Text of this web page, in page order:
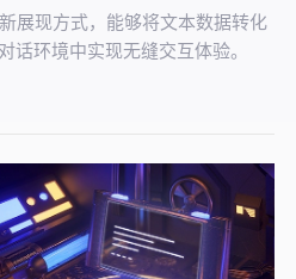
展现方式，能够将文本数据转化
话环境中实现无缝交互体验。